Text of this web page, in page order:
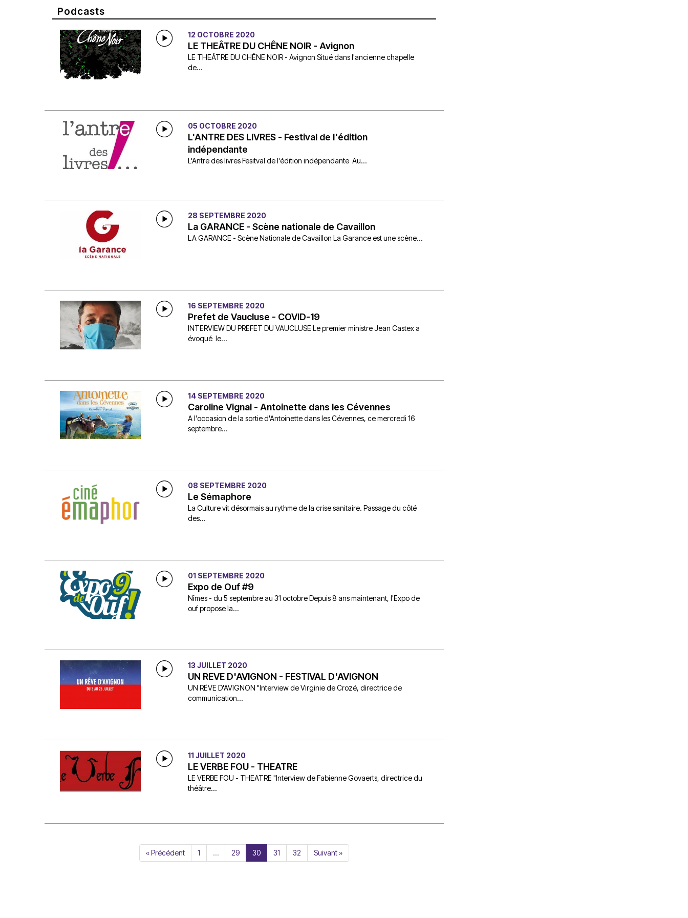
Sud
OgLounis
-
que
mère
le
2026
Évènements
Podcasts
12 OCTOBRE 2020
LE THEÂTRE DU CHÊNE NOIR - Avignon
LE THEÂTRE DU CHÊNE NOIR - Avignon Situé dans l'ancienne chapelle
de...
05 OCTOBRE 2020
L'ANTRE DES LIVRES - Festival de l'édition
indépendante
L'Antre des livres Fesitval de l'édition indépendante Au...
28 SEPTEMBRE 2020
La GARANCE - Scène nationale de Cavaillon
LA GARANCE - Scène Nationale de Cavaillon La Garance est une scène...
16 SEPTEMBRE 2020
Prefet de Vaucluse - COVID-19
INTERVIEW DU PREFET DU VAUCLUSE Le premier ministre Jean Castex a
évoqué le...
14 SEPTEMBRE 2020
Caroline Vignal - Antoinette dans les Cévennes
A l'occasion de la sortie d'Antoinette dans les Cévennes, ce mercredi 16
septembre...
08 SEPTEMBRE 2020
Le Sémaphore
La Culture vit désormais au rythme de la crise sanitaire. Passage du côté
des...
01 SEPTEMBRE 2020
Expo de Ouf #9
Nîmes - du 5 septembre au 31 octobre Depuis 8 ans maintenant, l'Expo de
ouf propose la...
13 JUILLET 2020
UN REVE D'AVIGNON - FESTIVAL D'AVIGNON
UN RËVE D'AVIGNON "Interview de Virginie de Crozé, directrice de
communication...
11 JUILLET 2020
LE VERBE FOU - THEATRE
LE VERBE FOU - THEATRE "Interview de Fabienne Govaerts, directrice du
théâtre...
« Précédent 1 … 29 30 31 32 Suivant »